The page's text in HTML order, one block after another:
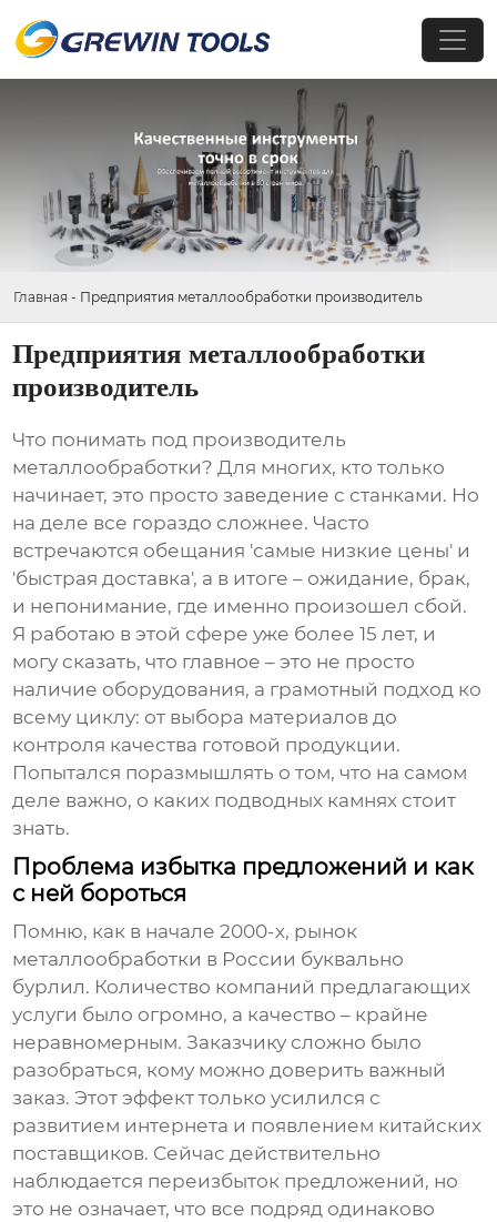
Главная - Предприятия металлообработки производитель
Предприятия металлообработки
производитель
Что понимать под производитель
металлообработки? Для многих, кто только
начинает, это просто заведение с станками. Но
на деле все гораздо сложнее. Часто
встречаются обещания 'самые низкие цены' и
'быстрая доставка', а в итоге – ожидание, брак,
и непонимание, где именно произошел сбой.
Я работаю в этой сфере уже более 15 лет, и
могу сказать, что главное – это не просто
наличие оборудования, а грамотный подход ко
всему циклу: от выбора материалов до
контроля качества готовой продукции.
Попытался поразмышлять о том, что на самом
деле важно, о каких подводных камнях стоит
знать.
Проблема избытка предложений и как
с ней бороться
Помню, как в начале 2000-х, рынок
металлообработки в России буквально
бурлил. Количество компаний предлагающих
услуги было огромно, а качество – крайне
неравномерным. Заказчику сложно было
разобраться, кому можно доверить важный
заказ. Этот эффект только усилился с
развитием интернета и появлением китайских
поставщиков. Сейчас действительно
наблюдается переизбыток предложений, но
это не означает, что все подряд одинаково